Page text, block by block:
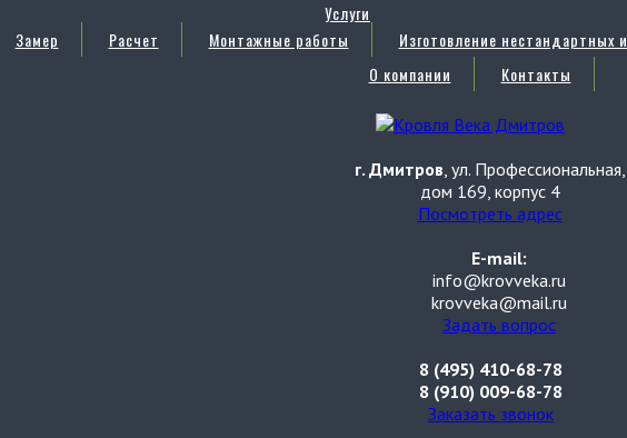
Услуги
Замер
Расчет Монтажные работы Изготовление нестандартных
О компании
Контакты
г. Дмитров, ул. Профессиональная,
дом 169, корпус 4
Посмотреть адрес
E-mail:
info@krovveka.ru
krovveka@mail.ru
Задать вопрос
8 (495) 410-68-78
8 (910) 009-68-78
Заказать звонок